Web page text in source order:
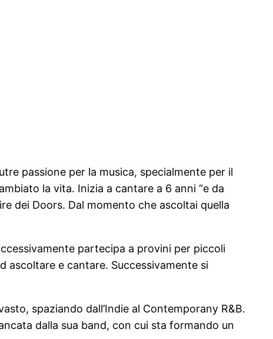
passione per la musica, specialmente per il
la vita. Inizia a cantare a 6 anni “e da
dei Doors. Dal momento che ascoltai quella
partecipa a provini per piccoli
ascoltare e cantare. Successivamente si
spaziando dall’Indie al Contemporany R&B.
dalla sua band, con cui sta formando un